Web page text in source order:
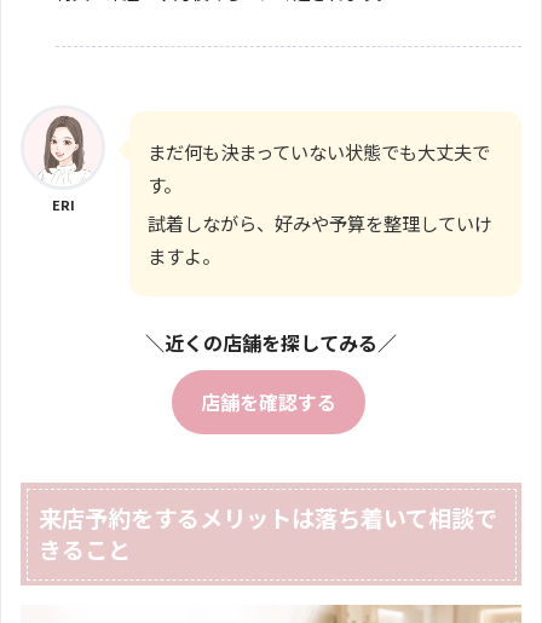
ERI
まだ何も決まっていない状態でも大丈夫で
す。
試着しながら、好みや予算を整理していけ
ますよ。
＼近くの店舗を探してみる／
店舗を確認する
来店予約をするメリットは落ち着いて相談で
きること